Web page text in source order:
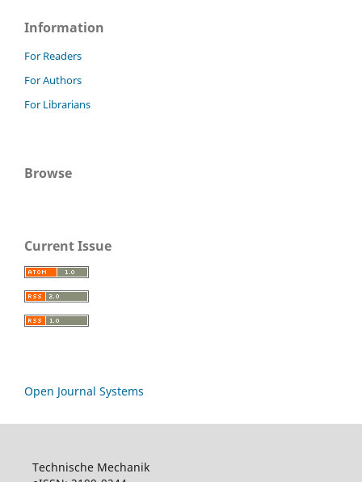
Information
For Readers
For Authors
For Librarians
Browse
Current Issue
Open Journal Systems
Technische Mechanik